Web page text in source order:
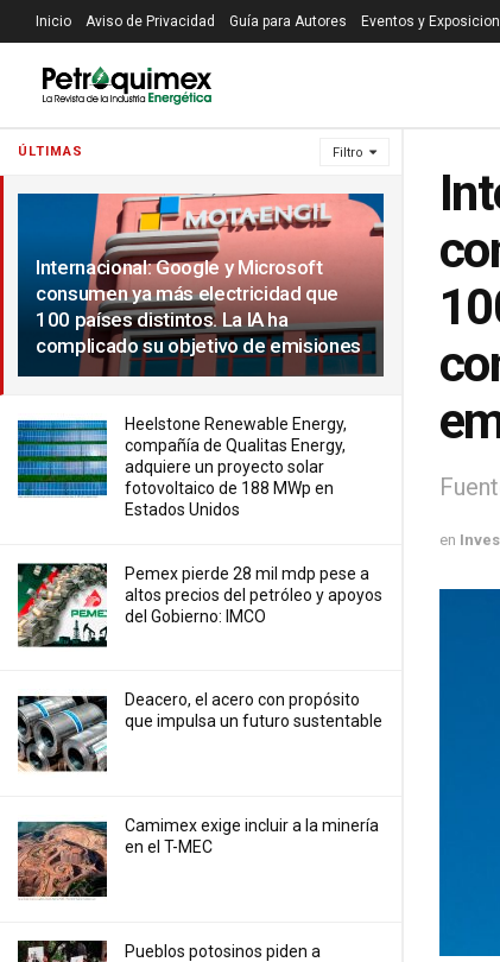
ÚLTIMAS Filtro
Internacional: Google y Microsoft
consumen ya más electricidad que
100 países distintos. La IA ha
complicado su objetivo de emisiones
Heelstone Renewable Energy,
compañía de Qualitas Energy,
adquiere un proyecto solar
fotovoltaico de 188 MWp en
Estados Unidos
Pemex pierde 28 mil mdp pese a
altos precios del petróleo y apoyos
del Gobierno: IMCO
Deacero, el acero con propósito
que impulsa un futuro sustentable
Camimex exige incluir a la minería
en el T-MEC
Pueblos potosinos piden a
Inicio Aviso de Privacidad Guía para Autores Eventos y
en